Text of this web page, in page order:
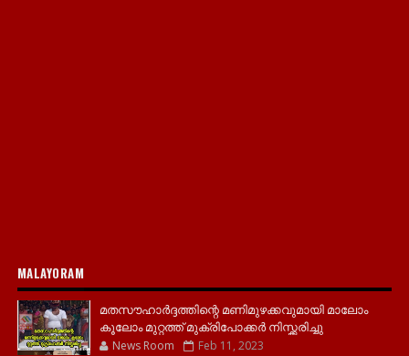
MALAYORAM
മതസൗഹാർദ്ദത്തിന്റെ മണിമുഴക്കവുമായി മാലോം
കൂലോം മുറ്റത്ത് മുക്രിപോക്കർ നിസ്ക്കരിച്ചു
News Room Feb 11, 2023